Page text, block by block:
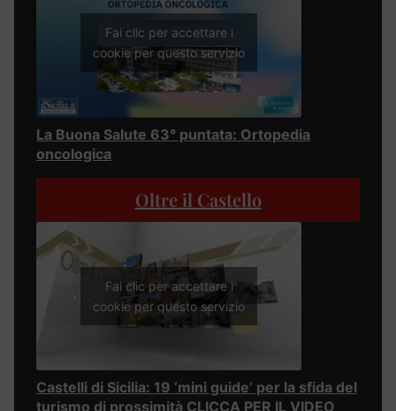
Fai clic per accettare i
cookie per questo servizio
La Buona Salute 63° puntata: Ortopedia
oncologica
Oltre il Castello
Fai clic per accettare i
cookie per questo servizio
Castelli di Sicilia: 19 ‘mini guide’ per la sfida del
turismo di prossimità CLICCA PER IL VIDEO